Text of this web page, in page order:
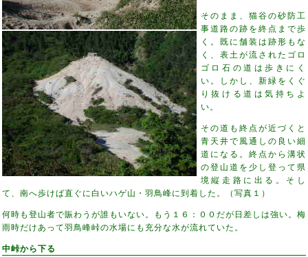
そのまま、猫谷の砂防工
事道路の跡を終点まで歩
く。既に舗装は跡形もな
く、表土が流されたゴロ
ゴロ石の道は歩きにく
い。しかし、新緑をくぐ
り抜ける道は気持ちよ
い。
その道も終点が近づくと
青天井で風通しの良い細
道になる。終点から溝状
の登山道を少し登って県
境縦走路に出る。そし
て、南へ歩けば直ぐに白いハゲ山・羽鳥峰に到着した。（写真１）
何時も登山者で賑わうが誰もいない。もう１６：００だが日差しは強い。梅
雨時だけあって羽鳥峰峠の水場にも充分な水が流れていた。
中峠から下る